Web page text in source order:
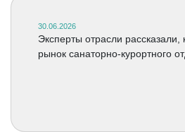
30.06.2026
Эксперты отрасли рассказали,
рынок санаторно-курортного